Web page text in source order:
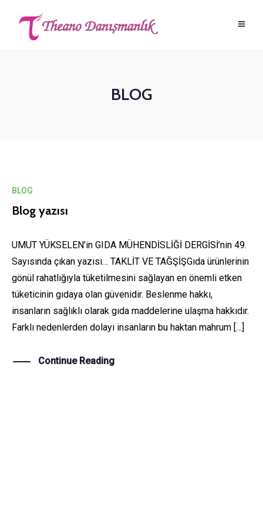
BLOG
BLOG
Blog yazısı
UMUT YÜKSELEN’in GIDA MÜHENDİSLİĞİ DERGİSİ’nin 49.
Sayısında çıkan yazısı… TAKLİT VE TAĞŞİŞGıda ürünlerinin
gönül rahatlığıyla tüketilmesini sağlayan en önemli etken
tüketicinin gıdaya olan güvenidir. Beslenme hakkı,
insanların sağlıklı olarak gıda maddelerine ulaşma hakkıdır.
Farklı nedenlerden dolayı insanların bu haktan mahrum […]
Continue Reading